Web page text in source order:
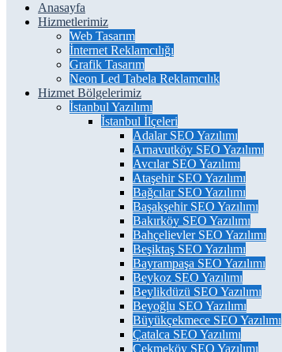
Anasayfa
Hizmetlerimiz
Web Tasarım
İnternet Reklamcılığı
Grafik Tasarım
Neon Led Tabela Reklamcılık
Hizmet Bölgelerimiz
İstanbul Yazılımı
İstanbul İlçeleri
Adalar SEO Yazılımı
Arnavutköy SEO Yazılımı
Avcılar SEO Yazılımı
Ataşehir SEO Yazılımı
Bağcılar SEO Yazılımı
Başakşehir SEO Yazılımı
Bakırköy SEO Yazılımı
Bahçelievler SEO Yazılımı
Beşiktaş SEO Yazılımı
Bayrampaşa SEO Yazılımı
Beykoz SEO Yazılımı
Beylikdüzü SEO Yazılımı
Beyoğlu SEO Yazılımı
Büyükçekmece SEO Yazılımı
Çatalca SEO Yazılımı
Çekmeköy SEO Yazılımı